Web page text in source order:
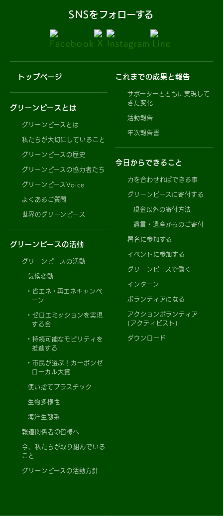
SNSをフォローする
トップページ
グリーンピースとは
グリーンピースとは
私たちが大切にしていること
グリーンピースの歴史
グリーンピースの協力者たち
グリーンピースVoice
よくあるご質問
世界のグリーンピース
グリーンピースの活動
グリーンピースの活動
気候変動
省エネ・再エネキャンペ
ーン
ゼロエミッションを実現
する会
持続可能なモビリティを
推進する
市民が選ぶ！カーボンゼ
ローカル大賞
使い捨てプラスチック
生物多様性
海洋生態系
報道関係者の皆様へ
今、私たちが取り組んでいる
こと
グリーンピースの活動方針
これまでの成果と報告
サポーターとともに実現して
きた変化
活動報告
年次報告書
今日からできること
力を合わせればできる事
グリーンピースに寄付する
現金以外の寄付方法
遺言・遺産からのご寄付
署名に参加する
イベントに参加する
グリーンピースで働く
インターン
ボランティアになる
アクションボランティア
(アクティビスト)
ダウンロード